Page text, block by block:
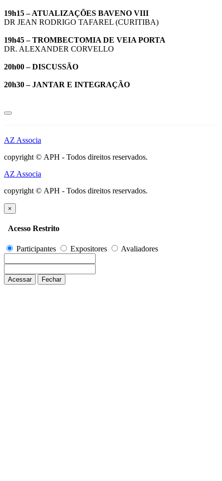
19h15 – ATUALIZAÇÕES BAVENO VIII
DR JEAN RODRIGO TAFAREL (CURITIBA)
19h45 – TROMBECTOMIA DE VEIA PORTA
DR. ALEXANDER CORVELLO
20h00 – DISCUSSÃO
20h30 – JANTAR E INTEGRAÇÃO
AZ Associa
copyright © APH - Todos direitos reservados.
AZ Associa
copyright © APH - Todos direitos reservados.
×
Acesso Restrito
Participantes Expositores Avaliadores
Acessar Fechar